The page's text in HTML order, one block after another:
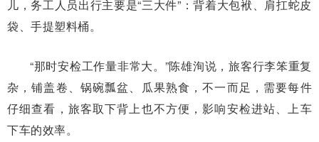
儿，务工人员出行主要是“三大件”：背着大包袱、肩扛蛇皮
袋、手提塑料桶。
“那时安检工作量非常大。”陈雄洵说，旅客行李笨重复
杂，铺盖卷、锅碗瓢盆、瓜果熟食，不一而足，需要每件
仔细查看，旅客取下背上也不方便，影响安检进站、上车
下车的效率。